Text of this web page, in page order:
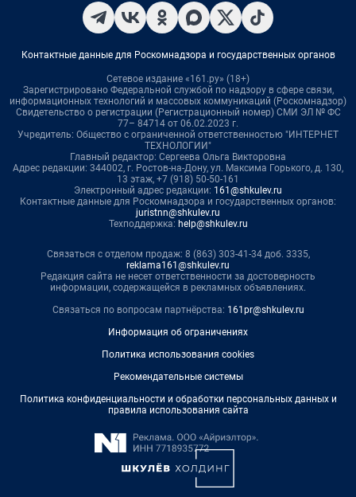
Контактные данные для Роскомнадзора и государственных органов
Сетевое издание «161.ру» (18+)
Зарегистрировано Федеральной службой по надзору в сфере связи,
информационных технологий и массовых коммуникаций (Роскомнадзор)
Свидетельство о регистрации (Регистрационный номер) СМИ ЭЛ № ФС
77– 84714 от 06.02.2023 г.
Учредитель: Общество с ограниченной ответственностью "ИНТЕРНЕТ
ТЕХНОЛОГИИ"
Главный редактор: Сергеева Ольга Викторовна
Адрес редакции: 344002, г. Ростов-на-Дону, ул. Максима Горького, д. 130,
13 этаж, +7 (918) 50-50-161
Электронный адрес редакции: 161@shkulev.ru
Контактные данные для Роскомнадзора и государственных органов:
juristnn@shkulev.ru
Техподдержка: help@shkulev.ru
Связаться с отделом продаж: 8 (863) 303-41-34 доб. 3335,
reklama161@shkulev.ru
Редакция сайта не несет ответственности за достоверность
информации, содержащейся в рекламных объявлениях.
Связаться по вопросам партнёрства: 161pr@shkulev.ru
Информация об ограничениях
Политика использования cookies
Рекомендательные системы
Политика конфиденциальности и обработки персональных данных и
правила использования сайта